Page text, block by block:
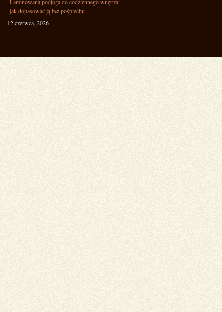
Laminowana podłoga do codziennego wnętrza:
jak dopasować ją bez pośpiechu
12 czerwca, 2026